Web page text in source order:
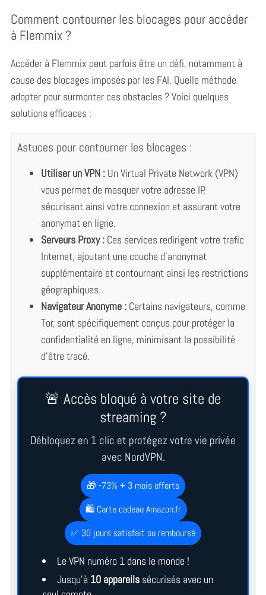
Comment contourner les blocages pour accéder
à Flemmix ?
Accéder à Flemmix peut parfois être un défi, notamment à
cause des blocages imposés par les FAI. Quelle méthode
adopter pour surmonter ces obstacles ? Voici quelques
solutions efficaces :
Astuces pour contourner les blocages :
Utiliser un VPN :Un Virtual Private Network (VPN)
vous permet de masquer votre adresse IP,
sécurisant ainsi votre connexion et assurant votre
anonymat en ligne.
Serveurs Proxy :Ces services redirigent votre trafic
Internet, ajoutant une couche d’anonymat
supplémentaire et contournant ainsi les restrictions
géographiques.
Navigateur Anonyme :Certains navigateurs, comme
Tor, sont spécifiquement conçus pour protéger la
confidentialité en ligne, minimisant la possibilité
d’être tracé.
🚨 Accès bloqué à votre site de
streaming ?
Débloquez en 1 clic et protégez votre vie privée
avec NordVPN.
🎁 -73% + 3 mois offerts
🛍️ Carte cadeau Amazon.fr
✅ 30 jours satisfait ou remboursé
Le VPN numéro 1 dans le monde !
Jusqu’à 10 appareilssécurisés avec un